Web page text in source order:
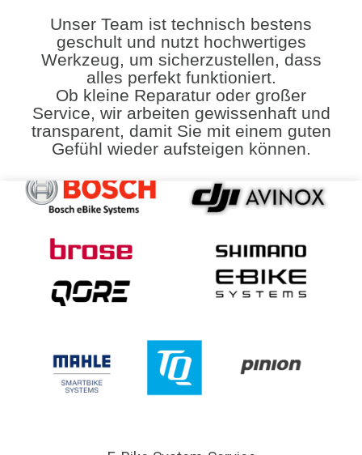
Unser Team ist technisch bestens
geschult und nutzt hochwertiges
Werkzeug, um sicherzustellen, dass
alles perfekt funktioniert.
Ob kleine Reparatur oder großer
Service, wir arbeiten gewissenhaft und
transparent, damit Sie mit einem guten
Gefühl wieder aufsteigen können.